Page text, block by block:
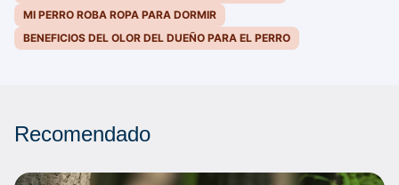
MI PERRO ROBA ROPA PARA DORMIR
BENEFICIOS DEL OLOR DEL DUEÑO PARA EL PERRO
Recomendado